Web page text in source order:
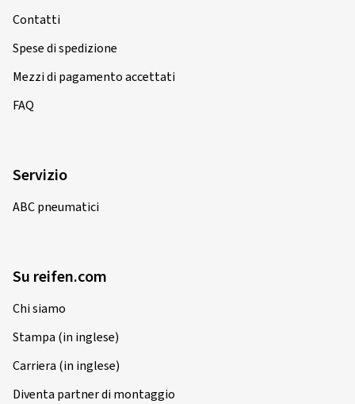
Contatti
Spese di spedizione
Mezzi di pagamento accettati
FAQ
Servizio
ABC pneumatici
Su reifen.com
Chi siamo
Stampa (in inglese)
Carriera (in inglese)
Diventa partner di montaggio